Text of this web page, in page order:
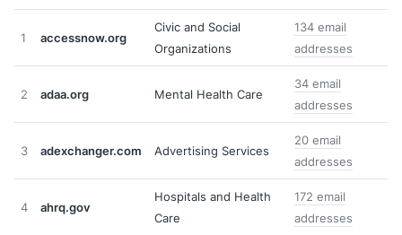
1 accessnow.org
Civic and Social
Organizations
134 email
addresses
2 adaa.org Mental Health Care
34 email
addresses
3 adexchanger.com Advertising Services
20 email
addresses
4 ahrq.gov
Hospitals and Health
Care
172 email
addresses